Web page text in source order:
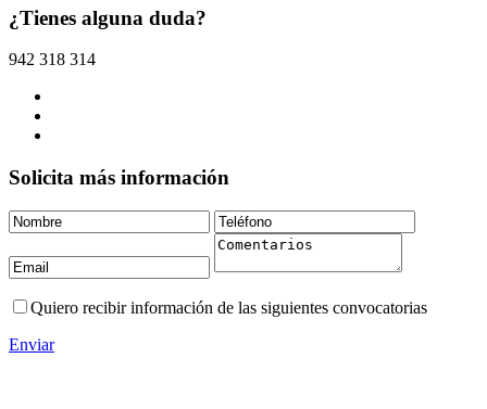
¿Tienes alguna duda?
942 318 314
Solicita más información
Quiero recibir información de las siguientes convocatorias
Enviar